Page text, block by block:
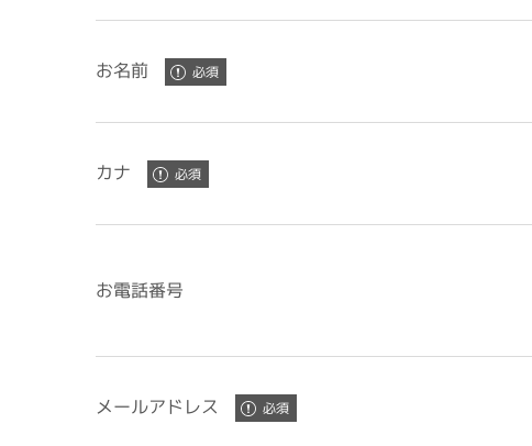
お名前
カナ
お電話番号
メールアドレス